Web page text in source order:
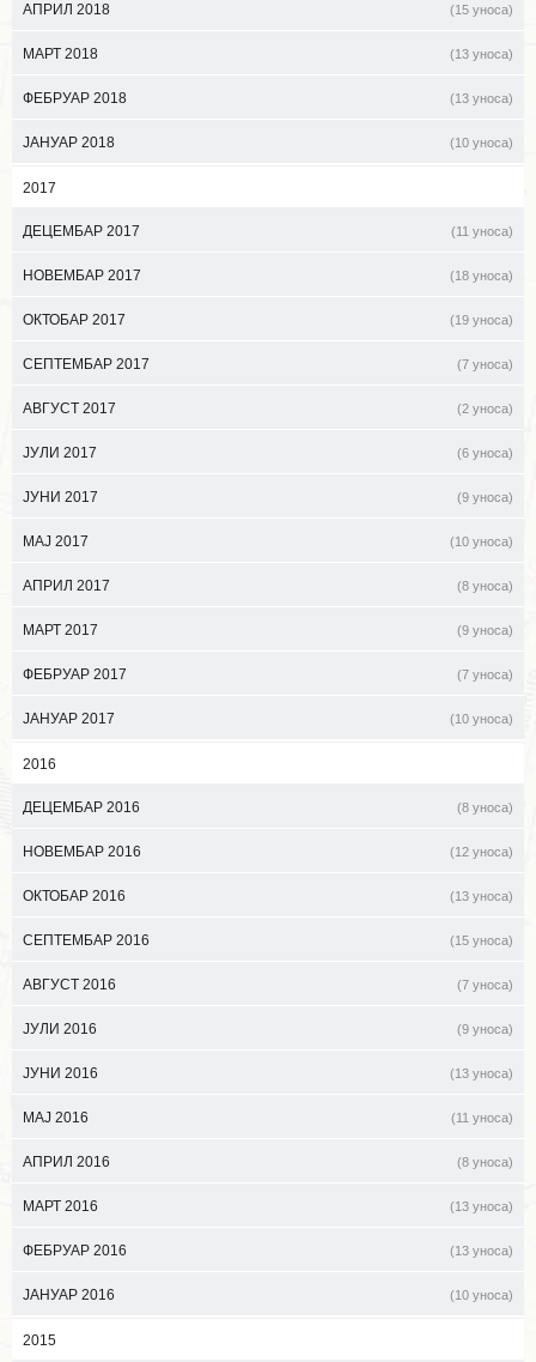
АПРИЛ 2018 (15 уноса)
МАРТ 2018 (13 уноса)
ФЕБРУАР 2018 (13 уноса)
ЈАНУАР 2018 (10 уноса)
2017
ДЕЦЕМБАР 2017 (11 уноса)
НОВЕМБАР 2017 (18 уноса)
ОКТОБАР 2017 (19 уноса)
СЕПТЕМБАР 2017 (7 уноса)
АВГУСТ 2017 (2 уноса)
ЈУЛИ 2017 (6 уноса)
ЈУНИ 2017 (9 уноса)
МАЈ 2017 (10 уноса)
АПРИЛ 2017 (8 уноса)
МАРТ 2017 (9 уноса)
ФЕБРУАР 2017 (7 уноса)
ЈАНУАР 2017 (10 уноса)
2016
ДЕЦЕМБАР 2016 (8 уноса)
НОВЕМБАР 2016 (12 уноса)
ОКТОБАР 2016 (13 уноса)
СЕПТЕМБАР 2016 (15 уноса)
АВГУСТ 2016 (7 уноса)
ЈУЛИ 2016 (9 уноса)
ЈУНИ 2016 (13 уноса)
МАЈ 2016 (11 уноса)
АПРИЛ 2016 (8 уноса)
МАРТ 2016 (13 уноса)
ФЕБРУАР 2016 (13 уноса)
ЈАНУАР 2016 (10 уноса)
2015